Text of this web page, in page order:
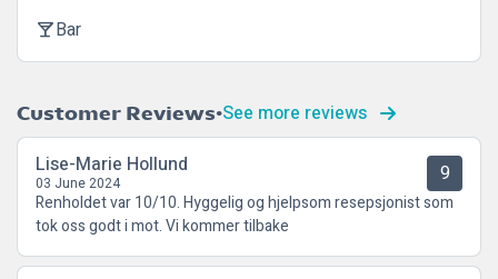
local_barBar
Customer Reviews See more reviews
Lise-Marie Hollund
03 June 2024 9
Renholdet var 10/10. Hyggelig og hjelpsom resepsjonist som
tok oss godt i mot. Vi kommer tilbake